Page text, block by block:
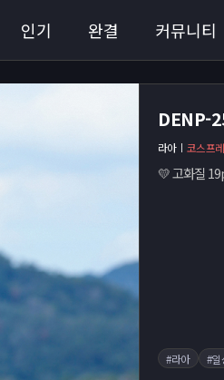
인기 완결 커뮤니티
DENP-
라아 코스프레
💛 고화질
#라아 #일